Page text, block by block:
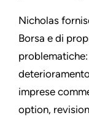
Nicholas
Borsa e di
imprese
option,